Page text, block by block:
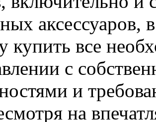
аксессуаров,
купить все
с
и
на